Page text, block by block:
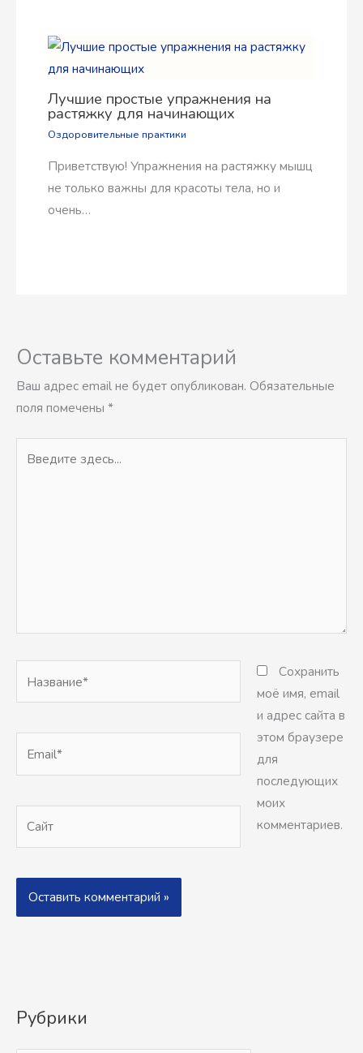
Лучшие простые упражнения на
растяжку для начинающих
Оздоровительные практики
Приветствую! Упражнения на растяжку мышц
не только важны для красоты тела, но и
очень…
Оставьте комментарий
Ваш адрес email не будет опубликован. Обязательные
поля помечены *
здесь...
Сохранить
моё имя, email
и адрес сайта в
этом браузере
для
последующих
моих
комментариев.
Рубрики